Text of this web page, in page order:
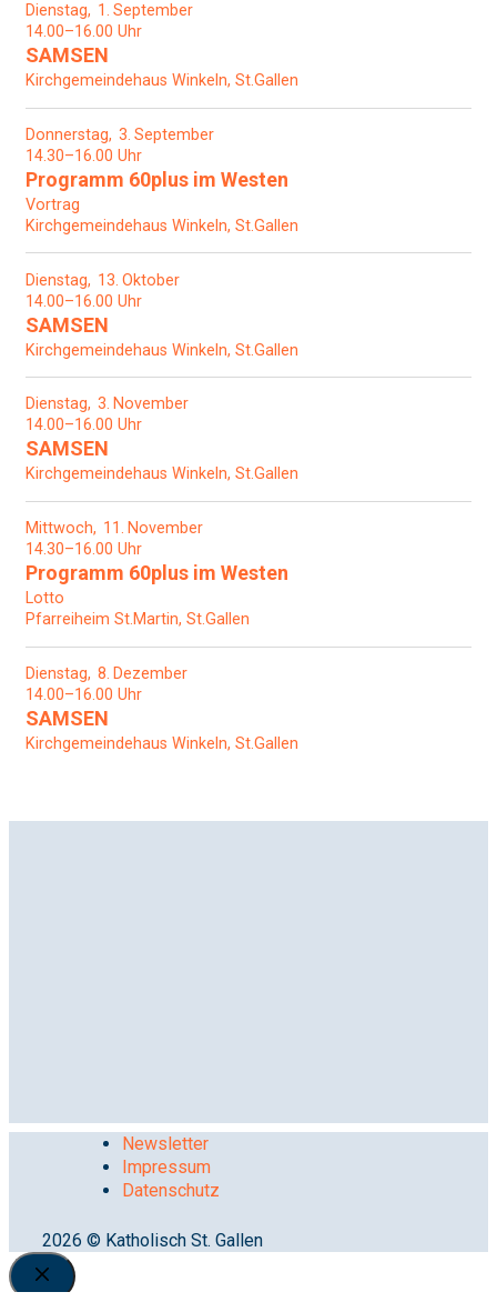
Dienstag 1 September
14.00–16.00 Uhr
SAMSEN
Kirchgemeindehaus Winkeln, St.Gallen
Donnerstag 3 September
14.30–16.00 Uhr
Programm 60plus im Westen
Vortrag
Kirchgemeindehaus Winkeln, St.Gallen
Dienstag 13 Oktober
14.00–16.00 Uhr
SAMSEN
Kirchgemeindehaus Winkeln, St.Gallen
Dienstag 3 November
14.00–16.00 Uhr
SAMSEN
Kirchgemeindehaus Winkeln, St.Gallen
Mittwoch 11
November
14.30–16.00 Uhr
Programm 60plus im Westen
Lotto
Pfarreiheim St.Martin, St.Gallen
Dienstag 8 Dezember
14.00–16.00 Uhr
SAMSEN
Kirchgemeindehaus Winkeln, St.Gallen
Newsletter
Impressum
Datenschutz
2026 © Katholisch St. Gallen
Close